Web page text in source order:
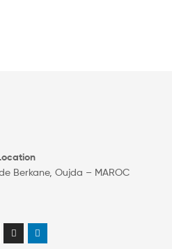
Berkane, Oujda – MAROC